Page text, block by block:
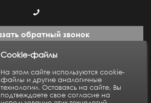
обратный звонок
Пн-Пт: с 9:00 до 18:00
Карта сайта
Cookie-файлы
На этом сайте используются cookie-
файлы и другие аналогичные
технологии. Оставаясь на сайте, Вы
подтвеждаете свое согласие на